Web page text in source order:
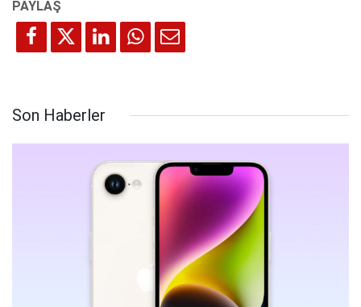
Son Haberler